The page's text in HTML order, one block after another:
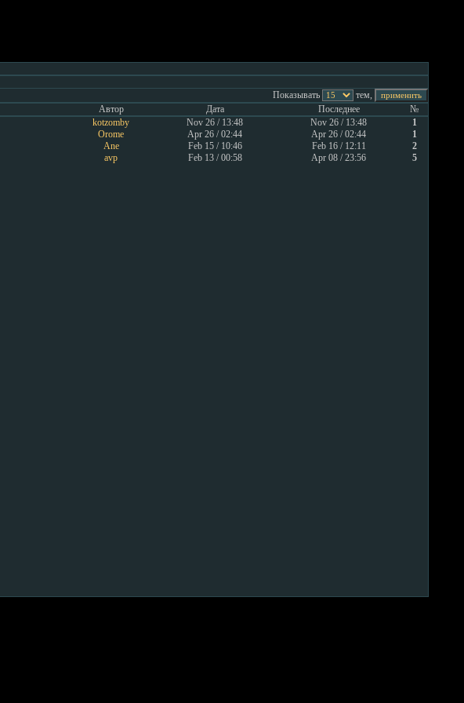
Показывать
тем,
Автор Дата Последнее
№
kotzomby Nov 26 / 13:48 Nov 26 / 13:48
1
Orome Apr 26 / 02:44 Apr 26 / 02:44
1
Ane Feb 15 / 10:46 Feb 16 / 12:11
2
avp Feb 13 / 00:58 Apr 08 / 23:56 5